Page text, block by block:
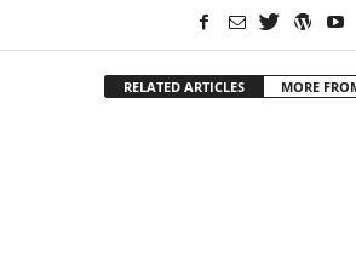
RELATED ARTICLES MORE